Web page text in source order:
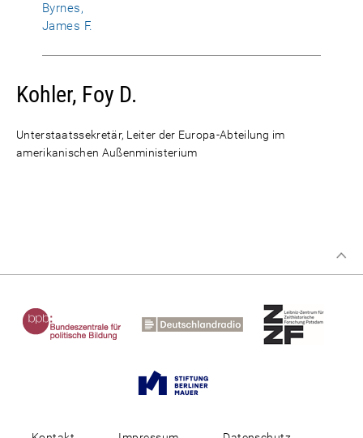
Byrnes,
James F.
Kohler, Foy D.
Unterstaatssekretär, Leiter der Europa-Abteilung im
amerikanischen Außenministerium